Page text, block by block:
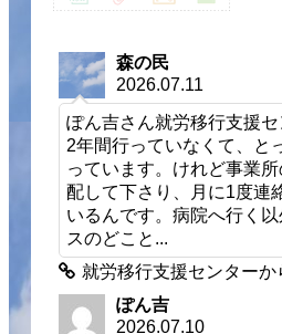
森の民
2026.07.11
ぽん吉さん就労移行支援セ
2年間行っていなくて、と
っています。けれど事業
配して下さり、月に1度連
いるんです。病院へ行く
スのどこと...
就労移行支援センターか
ぽん吉
2026.07.10